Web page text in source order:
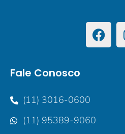
Fale Conosco
(11) 3016-0600
(11) 95389-9060